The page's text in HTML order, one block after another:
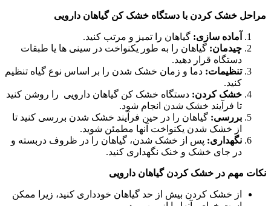
مراحل خشک کردن با دستگاه خشک کن گیاهان دارویی
آماده سازی: گیاهان را تمیز و مرتب کنید.
چیدمان: گیاهان را به طور یکنواخت در سینی ها یا طبقات
دستگاه قرار دهید.
تنظیمات: دما و زمان خشک شدن را بر اساس نوع گیاه تنظیم
کنید.
خشک کردن: دستگاه خشک کن گیاهان دارویی را روشن کنید
تا فرآیند خشک شدن انجام شود.
بررسی: گیاهان را در حین فرآیند خشک شدن بررسی کنید تا
از خشک شدن یکنواخت آنها مطمئن شوید.
نگهداری: پس از خشک شدن، گیاهان را در ظروف دربسته و
در جای خشک و خنک نگهداری کنید.
نکات مهم در خشک کردن گیاهان دارویی
از خشک کردن بیش از حد گیاهان خودداری کنید، زیرا ممکن